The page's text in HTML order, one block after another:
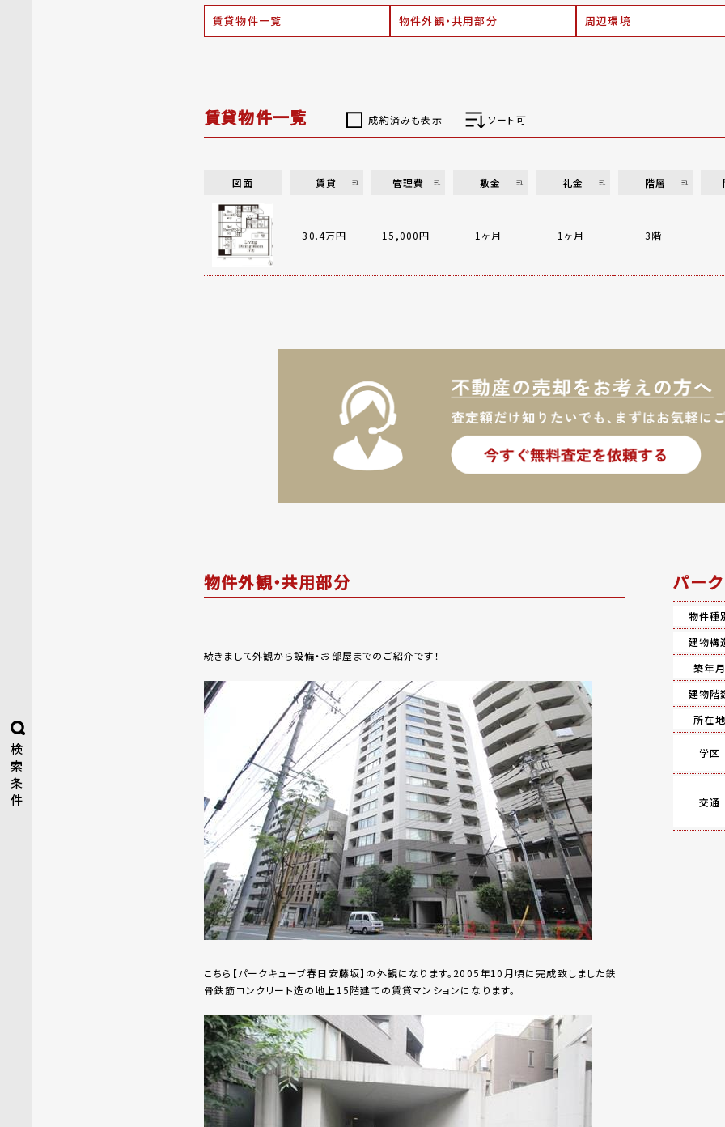
検
索
条
件
賃貸物件一覧 物件外観・共用部分 周辺環境
賃貸物件一覧 成約済みも表示 ソート可
図面 賃貸 管理費 敷金 礼金 階層
30.4万円 15,000円 1ヶ月 1ヶ月 3階
物件外観・共用部分
続きまして外観から設備・お部屋までのご紹介です！
こちら【パークキューブ春日安藤坂】の外観になります。2005年10月頃に完成致しました鉄
骨鉄筋コンクリート造の地上15階建ての賃貸マンションになります。
パー
物件種
建物構
築年月
建物階
所在地
学区
交通